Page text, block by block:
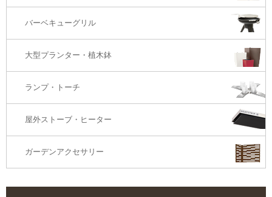
バーベキューグリル
大型プランター・植木鉢
ランプ・トーチ
屋外ストーブ・ヒーター
ガーデンアクセサリー